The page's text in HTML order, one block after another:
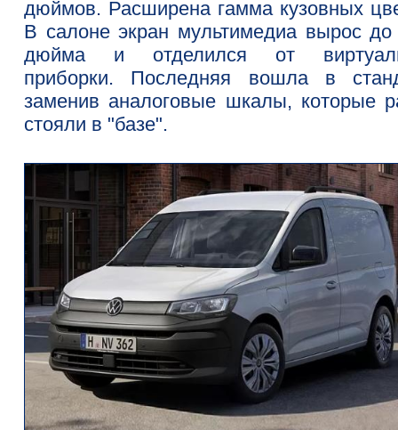
дюймов. Расширена гамма кузовных
В салоне экран мультимедиа вырос до
дюйма и отделился от
приборки. Последняя вошла в
заменив аналоговые шкалы, которые
стояли в "базе".